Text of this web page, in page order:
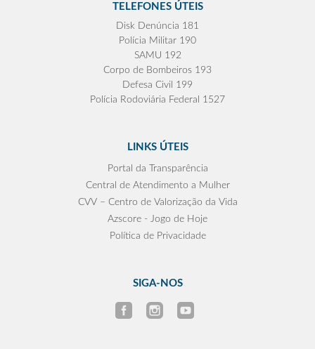
TELEFONES ÚTEIS
Disk Denúncia 181
Polícia Militar 190
SAMU 192
Corpo de Bombeiros 193
Defesa Civil 199
Polícia Rodoviária Federal 1527
LINKS ÚTEIS
Portal da Transparência
Central de Atendimento a Mulher
CVV – Centro de Valorização da Vida
Azscore - Jogo de Hoje
Política de Privacidade
SIGA-NOS